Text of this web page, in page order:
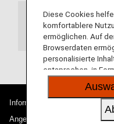
Aktualisierungen
des ANA Mileage
Informationen zu ANA
Angebote und Ankündigungen
Diese Cookies
komfortablere
ermöglichen. Auf
Browserdaten
personalisierte
entsprechen, in
sozialen Medien